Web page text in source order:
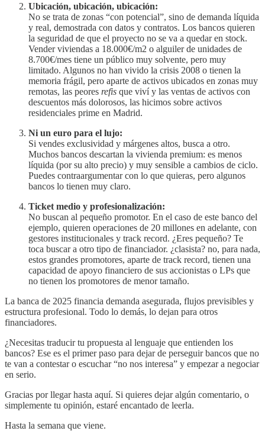
Ubicación, ubicación, ubicación:
No se trata de zonas “con potencial”, sino de demanda líquida
y real, demostrada con datos y contratos. Los bancos quieren
la seguridad de que el proyecto no se va a quedar en stock.
Vender viviendas a 18.000€/m2 o alguiler de unidades de
8.700€/mes tiene un público muy solvente, pero muy
limitado. Algunos no han vivido la crisis 2008 o tienen la
memoria frágil, pero aparte de activos ubicados en zonas muy
remotas, las peores refis que viví y las ventas de activos con
descuentos más dolorosos, las hicimos sobre activos
residenciales prime en Madrid.
Ni un euro para el lujo:
Si vendes exclusividad y márgenes altos, busca a otro.
Muchos bancos descartan la vivienda premium: es menos
líquida (por su alto precio) y muy sensible a cambios de ciclo.
Puedes contraargumentar con lo que quieras, pero algunos
bancos lo tienen muy claro.
Ticket medio y profesionalización:
No buscan al pequeño promotor. En el caso de este banco del
ejemplo, quieren operaciones de 20 millones en adelante, con
gestores institucionales y track record. ¿Eres pequeño? Te
toca buscar a otro tipo de financiador. ¿clasista? no, para nada,
estos grandes promotores, aparte de track record, tienen una
capacidad de apoyo financiero de sus accionistas o LPs que
no tienen los promotores de menor tamaño.
La banca de 2025 financia demanda asegurada, flujos previsibles y
estructura profesional. Todo lo demás, lo dejan para otros
financiadores.
¿Necesitas traducir tu propuesta al lenguaje que entienden los
bancos? Ese es el primer paso para dejar de perseguir bancos que no
te van a contestar o escuchar “no nos interesa” y empezar a negociar
en serio.
Gracias por llegar hasta aquí. Si quieres dejar algún comentario, o
simplemente tu opinión, estaré encantado de leerla.
Hasta la semana que viene.